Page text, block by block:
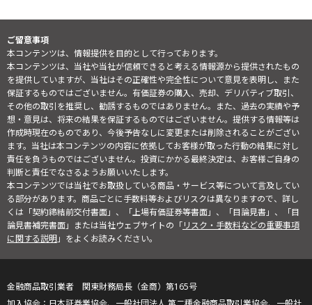
ご留意事項
本コンテンツは、情報提供を目的として行っております。
本コンテンツは、当社や当社が信頼できると考える情報源から提供されたもの
を提供していますが、当社はその正確性や完全性について意見を表明し、また
保証するものではございません。有価証券の購入、売却、デリバティブ取引、
その他の取引を推奨し、勧誘するものではありません。また、過去の実績や予
想・意見は、将来の結果を保証するものではございません。提供する情報等は
作成時現在のものであり、今後予告なしに変更または削除されることがござい
ます。当社は本コンテンツの内容に依拠してお客様が取った行動の結果に対し
責任を負うものではございません。投資にかかる最終決定は、お客様ご自身の
判断と責任でなさるようお願いいたします。
本コンテンツでは当社でお取扱している商品・サービス等について言及してい
る部分があります。商品ごとに手数料等およびリスクは異なりますので、詳し
くは「契約締結前交付書面」、「上場有価証券等書面」、「目論見書」、「目
論見書補完書面」または当社ウェブサイトの「リスク・手数料などの重要事項
に関する説明」をよくお読みください。
金融商品取引業者 関東財務局長（金商）第165号